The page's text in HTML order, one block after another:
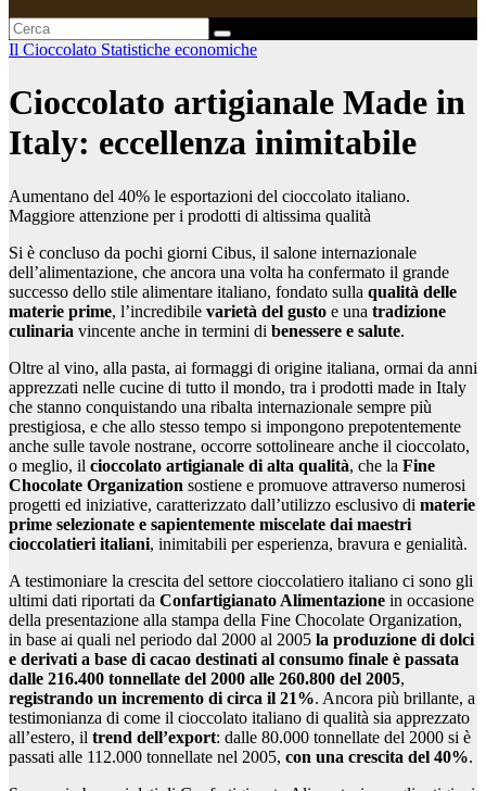
Il Cioccolato Statistiche economiche
Cioccolato artigianale Made in
Italy: eccellenza inimitabile
Aumentano del 40% le esportazioni del cioccolato italiano.
Maggiore attenzione per i prodotti di altissima qualità
Si è concluso da pochi giorni Cibus, il salone internazionale
dell’alimentazione, che ancora una volta ha confermato il grande
successo dello stile alimentare italiano, fondato sulla qualità delle
materie prime, l’incredibile varietà del gusto e una tradizione
culinaria vincente anche in termini di benessere e salute.
Oltre al vino, alla pasta, ai formaggi di origine italiana, ormai da anni
apprezzati nelle cucine di tutto il mondo, tra i prodotti made in Italy
che stanno conquistando una ribalta internazionale sempre più
prestigiosa, e che allo stesso tempo si impongono prepotentemente
anche sulle tavole nostrane, occorre sottolineare anche il cioccolato,
o meglio, il cioccolato artigianale di alta qualità, che la Fine
Chocolate Organization sostiene e promuove attraverso numerosi
progetti ed iniziative, caratterizzato dall’utilizzo esclusivo di materie
prime selezionate e sapientemente miscelate dai maestri
cioccolatieri italiani, inimitabili per esperienza, bravura e genialità.
A testimoniare la crescita del settore cioccolatiero italiano ci sono gli
ultimi dati riportati da Confartigianato Alimentazione in occasione
della presentazione alla stampa della Fine Chocolate Organization,
in base ai quali nel periodo dal 2000 al 2005 la produzione di dolci
e derivati a base di cacao destinati al consumo finale è passata
dalle 216.400 tonnellate del 2000 alle 260.800 del 2005,
registrando un incremento di circa il 21%. Ancora più brillante, a
testimonianza di come il cioccolato italiano di qualità sia apprezzato
all’estero, il trend dell’export: dalle 80.000 tonnellate del 2000 si è
passati alle 112.000 tonnellate nel 2005, con una crescita del 40%.